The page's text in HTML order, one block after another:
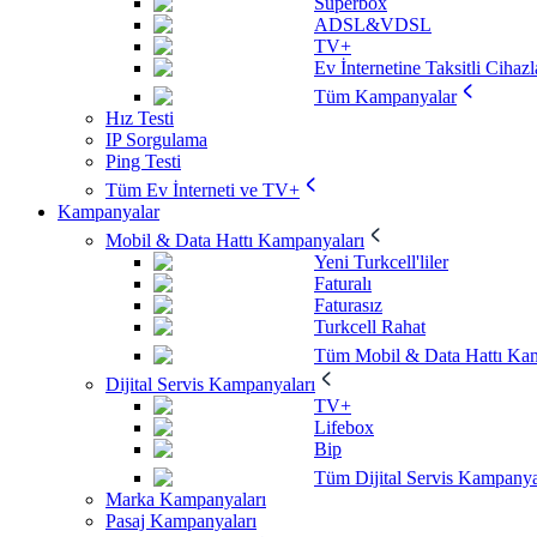
ADSL&VDSL
TV+
Ev İnternetine Taksitli
Tüm Kampanyalar
Hız Testi
IP Sorgulama
Ping Testi
Tüm Ev İnterneti ve TV+
Kampanyalar
Mobil & Data Hattı Kampanyaları
Yeni Turkcell'liler
Faturalı
Faturasız
Turkcell Rahat
Tüm Mobil & Data Hattı
Dijital Servis Kampanyaları
TV+
Lifebox
Bip
Tüm Dijital Servis
Marka Kampanyaları
Pasaj Kampanyaları